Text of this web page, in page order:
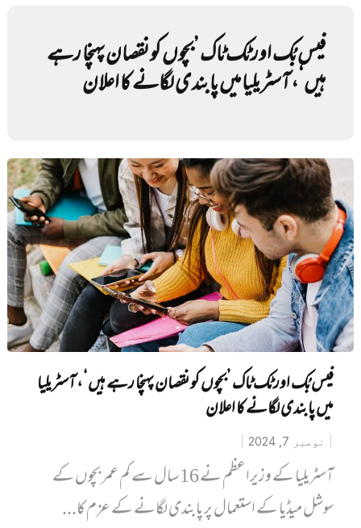
فیس بُک اور ٹک ٹاک ’بچوں کو نقصان پہنچا رہے
ہیں‘، آسٹریلیا میں پابندی لگانے کا اعلان
فیس بُک اور ٹک ٹاک ’بچوں کو نقصان پہنچا رہے ہیں‘، آسٹریلیا
میں پابندی لگانے کا اعلان
نومبر 7, 2024
آسٹریلیا کے وزیراعظم نے 16 سال سے کم عمر بچوں کے
سوشل میڈیا کے استعمال پر پابندی لگانے کے عزم کا...